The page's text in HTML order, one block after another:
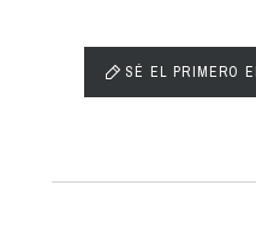
SÉ EL PRIMERO